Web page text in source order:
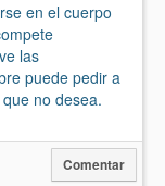
en el cuerpo
las
puede pedir a
no desea.
Comentar